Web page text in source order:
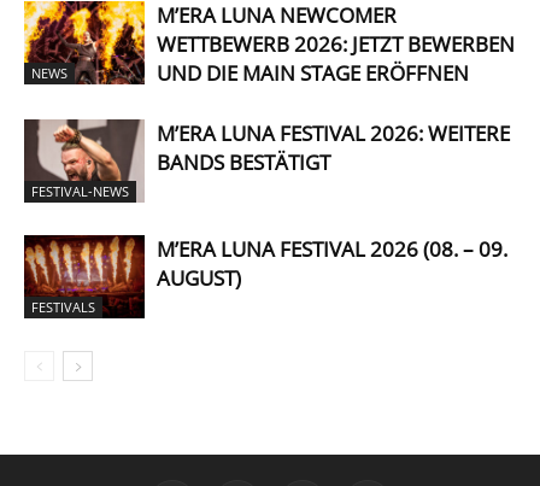
NEWS
M’ERA LUNA NEWCOMER
WETTBEWERB 2026: JETZT BEWERBEN
UND DIE MAIN STAGE ERÖFFNEN
FESTIVAL-NEWS
M’ERA LUNA FESTIVAL 2026: WEITERE
BANDS BESTÄTIGT
FESTIVALS
M’ERA LUNA FESTIVAL 2026 (08. – 09.
AUGUST)